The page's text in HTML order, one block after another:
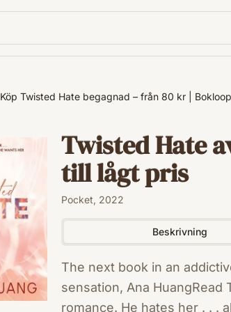
Köp Twisted Hate begagnad – från 80 kr | Bokloop
Twisted Hate
till lågt pris
Pocket, 2022
Beskrivning
The next book in an
sensation, Ana
romance. He hates her . . .